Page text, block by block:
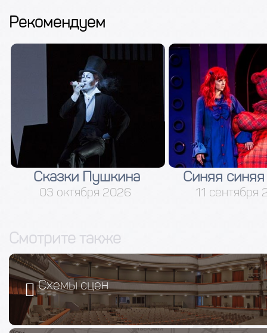
Рекомендуем
Синяя синяя птица
11 сентября 2026
Дядя
04 сентября
Смотрите также
Схемы сцен